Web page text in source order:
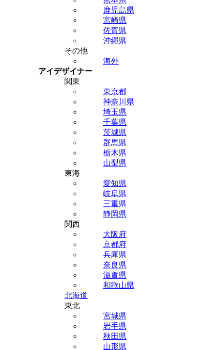
鹿児島県
宮崎県
佐賀県
沖縄県
その他
海外
アイデザイナー
関東
東京都
神奈川県
埼玉県
千葉県
茨城県
群馬県
栃木県
山梨県
東海
愛知県
岐阜県
三重県
静岡県
関西
大阪府
京都府
兵庫県
奈良県
滋賀県
和歌山県
北海道
東北
宮城県
岩手県
秋田県
山形県